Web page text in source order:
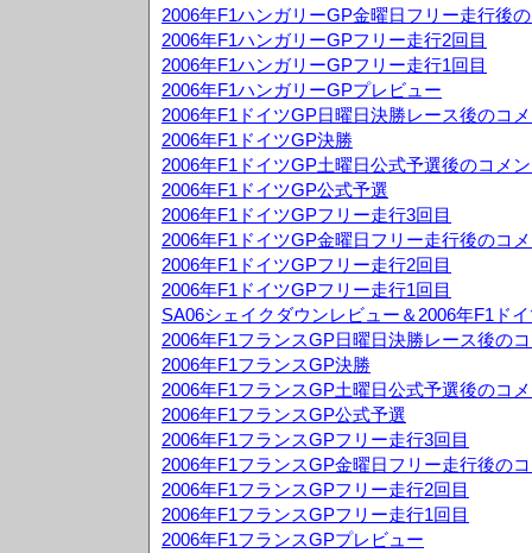
2006年F1ハンガリーGP金曜日フリー走行後
2006年F1ハンガリーGPフリー走行2回目
2006年F1ハンガリーGPフリー走行1回目
2006年F1ハンガリーGPプレビュー
2006年F1ドイツGP日曜日決勝レース後のコ
2006年F1ドイツGP決勝
2006年F1ドイツGP土曜日公式予選後のコメ
2006年F1ドイツGP公式予選
2006年F1ドイツGPフリー走行3回目
2006年F1ドイツGP金曜日フリー走行後のコ
2006年F1ドイツGPフリー走行2回目
2006年F1ドイツGPフリー走行1回目
SA06シェイクダウンレビュー＆2006年F1ド
2006年F1フランスGP日曜日決勝レース後の
2006年F1フランスGP決勝
2006年F1フランスGP土曜日公式予選後のコ
2006年F1フランスGP公式予選
2006年F1フランスGPフリー走行3回目
2006年F1フランスGP金曜日フリー走行後の
2006年F1フランスGPフリー走行2回目
2006年F1フランスGPフリー走行1回目
2006年F1フランスGPプレビュー